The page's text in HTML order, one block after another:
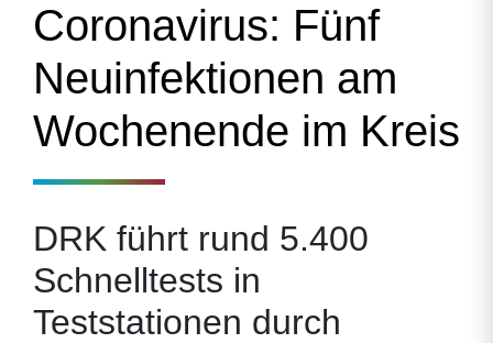
Coronavirus: Fünf
Neuinfektionen am
Wochenende im Kreis
DRK führt rund 5.400
Schnelltests in
Teststationen durch